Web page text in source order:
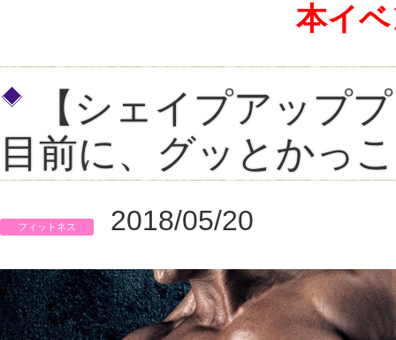
本イ
【シェイプアップ
目前に、グッとかっ
フィットネス 2018/05/20